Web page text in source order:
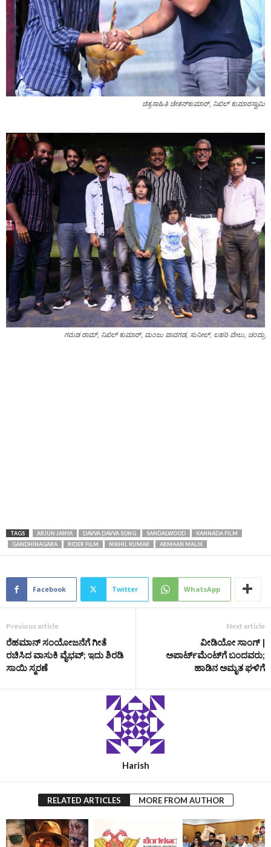
ಚಿತ್ರಸಾಹಿತಿ ಚೇತನ್‌ಕುಮಾರ್‌, ನಿಖಿಲ್ ಕುಮಾರಸ್ವಾಮಿ
ಗರುಡ ರಾಮ್‌, ನಿಖಿಲ್ ಕುಮಾರ್, ಮಂಜು ಪಾವಗಡ, ಸುನೀಲ್‌, ಲಹರಿ ವೇಲು, ಚಂದ್ರು
TAGS ARJUN JANYA DAVVA DAVVA SONG SANDALWOOD
KANNADA FILM
GANDHINAGARA
RIDER FILM NIKHIL KUMAR ARMAAN MALIK
Facebook Twitter WhatsApp
Previous article
ರೆಹಮಾನ್ ಸಂಯೋಜನೆಗೆ ಗೀತೆ
ರಚಿಸಿದ ವಾಸುಕಿ ವೈಭವ್; ಇದು ಶಿರಡಿ
ಸಾಯಿ ಸ್ಮರಣೆ
Next article
ವೀಡಿಯೋ ಸಾಂಗ್ |
ಅಪಾರ್ಟ್‌ಮೆಂಟ್‌ಗೆ ಬಂದವರು;
ಹಾಡಿನ ಅಮೃತ ಘಳಿಗೆ
Harish
RELATED ARTICLES MORE FROM AUTHOR